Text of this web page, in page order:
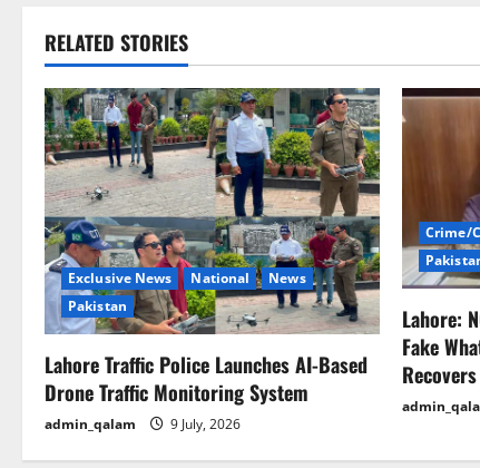
n
a
v
i
g
a
t
i
o
RELATED STORIES
Exclusive News National
News
Pakistan
Lahore Traffic Police Launches AI-Based
Drone Traffic Monitoring System
admin_qalam 9 July, 2026
Crime/
Lahore:
Fake